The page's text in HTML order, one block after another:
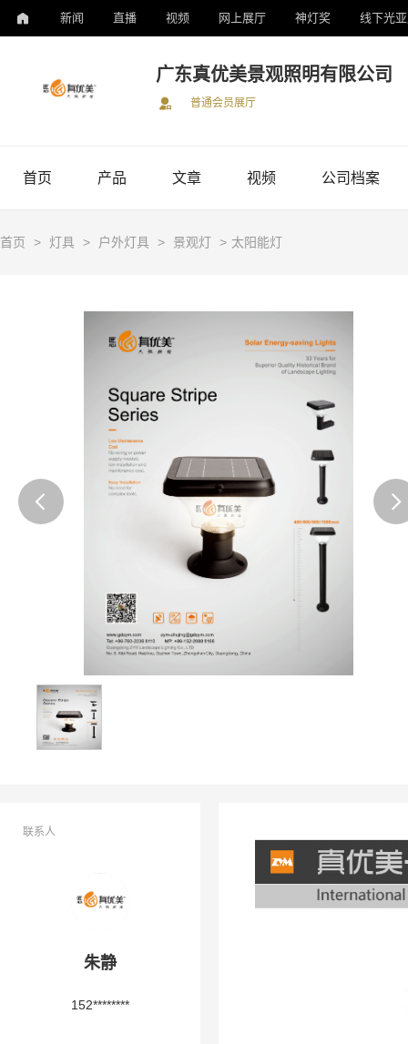
新闻 直播 视频 网上展厅 神灯奖 线下光
广东真优美景观照明有限公司
普通会员展厅
首页 产品 文章 视频 公司档案
首页 > 灯具 > 户外灯具 > 景观灯 > 太阳能灯
联系人
朱静
152********